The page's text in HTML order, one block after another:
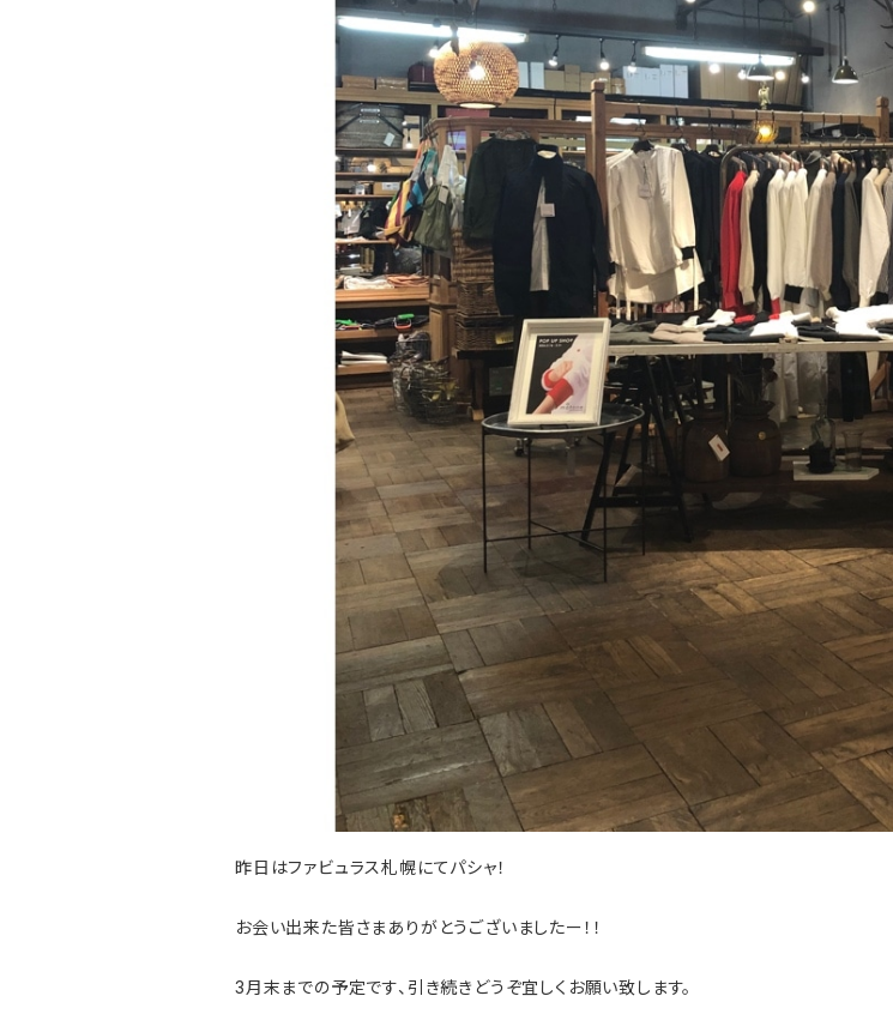
昨日はファビュラス札幌にてパシャ！
お会い出来た皆さまありがとうございましたー！！
3月末までの予定です、引き続きどうぞ宜しくお願い致します。